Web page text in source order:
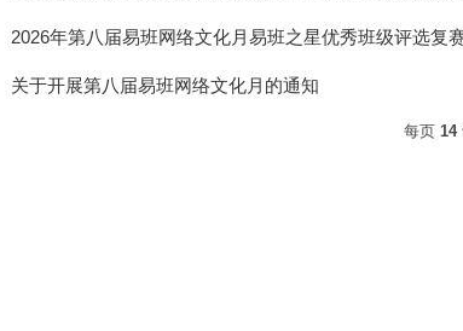
2026年第八届易班网络文化月易班之星优秀班级评选复
关于开展第八届易班网络文化月的通知
每页 14